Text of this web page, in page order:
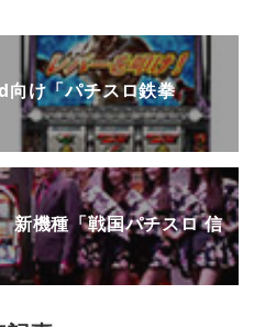
け「パチスロ鉄拳
機種「戦国パチスロ 信